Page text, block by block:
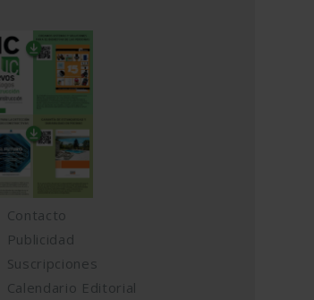
Contacto
Publicidad
Suscripciones
Calendario Editorial